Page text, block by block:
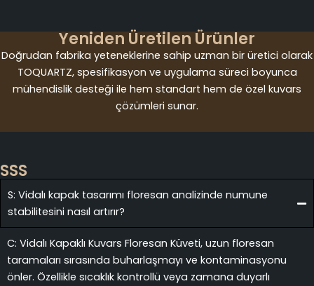
Yeniden Üretilen Ürünler
Doğrudan fabrika yeteneklerine sahip uzman bir üretici olarak
TOQUARTZ, spesifikasyon ve uygulama süreci boyunca
mühendislik desteği ile hem standart hem de özel kuvars
çözümleri sunar.
SSS
S: Vidalı kapak tasarımı floresan analizinde numune
stabilitesini nasıl artırır?
C: Vidalı Kapaklı Kuvars Floresan Küveti, uzun floresan
taramaları sırasında buharlaşmayı ve kontaminasyonu
önler. Özellikle sıcaklık kontrollü veya zamana duyarlı